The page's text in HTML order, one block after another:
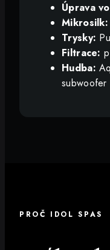
Úprava
Mikrosilk:
Trysky:
Filtrace:
Hudba:
subwoofer
PROČ IDOL SPAS